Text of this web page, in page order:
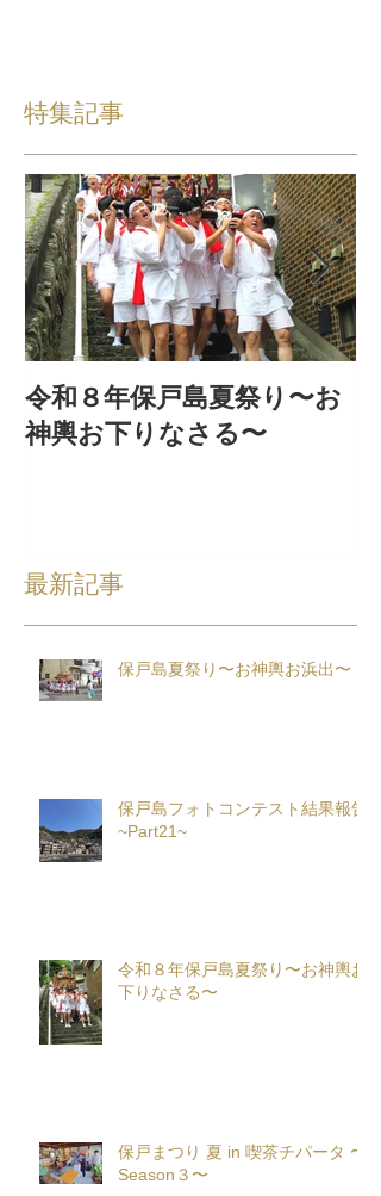
特集記事
令和８年保戸島夏祭り〜お
神輿お下りなさる〜
最新記事
保戸島夏祭り〜お神輿お浜出〜
保戸島フォトコンテスト結果報告
~Part21~
令和８年保戸島夏祭り〜お神輿お
下りなさる〜
保戸まつり 夏 in 喫茶チパータ 〜
Season３〜